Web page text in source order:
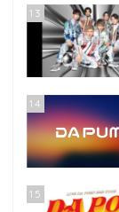
13
14
15